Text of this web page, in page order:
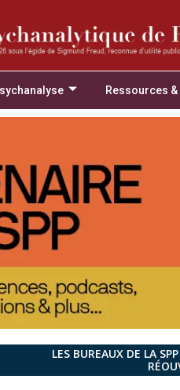
Ressources
LES BUREAUX DE LA